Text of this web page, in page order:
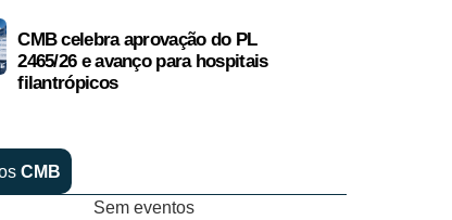
CMB celebra aprovação do PL
2465/26 e avanço para hospitais
filantrópicos
CMB
Sem eventos